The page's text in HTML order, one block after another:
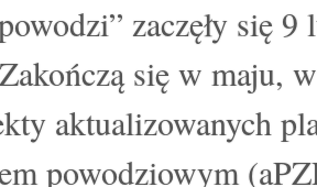
zaczęły się 9
się w maju, w
aktualizowanych
powodziowym